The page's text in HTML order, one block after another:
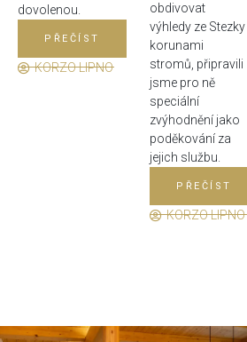
dovolenou.
PŘEČÍST
KORZO LIPNO
obdivovat
výhledy ze Stezky
korunami
stromů, připravili
jsme pro ně
speciální
zvýhodnění jako
poděkování za
jejich službu.
PŘEČÍST
KORZO LIPNO